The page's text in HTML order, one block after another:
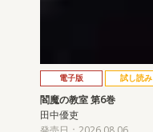
電子版 試し読み
閻魔の教室 第6巻
田中優吏